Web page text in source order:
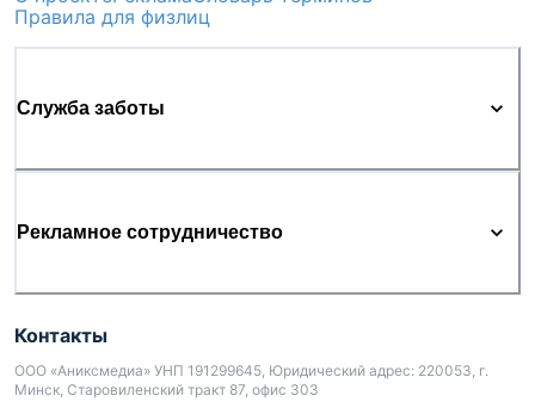
Правила для физлиц
Служба заботы
Рекламное сотрудничество
Контакты
ООО «Аниксмедиа» УНП 191299645, Юридический адрес: 220053, г.
Минск, Старовиленский тракт 87, офис 303